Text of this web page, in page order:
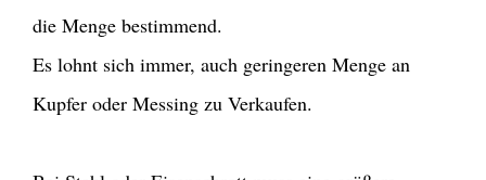
die Menge bestimmend.
Es lohnt sich immer, auch geringeren Menge an
Kupfer oder Messing zu Verkaufen.